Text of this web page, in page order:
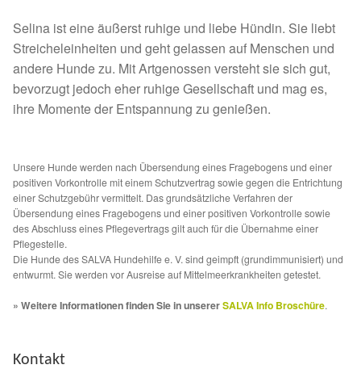
Juli bis Dezember 2022
Januar bis Juni 2022
Juli bis Dezember 2021
Fördermitgliedschaft
Tierschutz
Auslandstierschutz
Schutzgebühr
Selina ist eine äußerst ruhige und liebe Hündin. Sie liebt
Streicheleinheiten und geht gelassen auf Menschen und
andere Hunde zu. Mit Artgenossen versteht sie sich gut,
bevorzugt jedoch eher ruhige Gesellschaft und mag es,
ihre Momente der Entspannung zu genießen.
Unsere Hunde werden nach Übersendung eines Fragebogens und einer
positiven Vorkontrolle mit einem Schutzvertrag sowie gegen die Entrichtung
einer Schutzgebühr vermittelt. Das grundsätzliche Verfahren der
Übersendung eines Fragebogens und einer positiven Vorkontrolle sowie
des Abschluss eines Pflegevertrags gilt auch für die Übernahme einer
Pflegestelle.
Die Hunde des SALVA Hundehilfe e. V. sind geimpft (grundimmunisiert) und
entwurmt. Sie werden vor Ausreise auf Mittelmeerkrankheiten getestet.
» Weitere Informationen finden Sie in unsererSALVA Info Broschüre.
Kontakt